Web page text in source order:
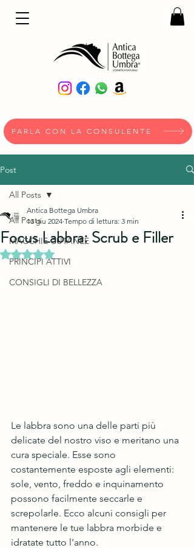
PARLA CON LA CONSULENTE
Post
All Posts
MACCHIE CUTANEE
PRINCIPI ATTIVI
CONSIGLI DI BELLEZZA
All Posts
Focus Labbra: Scrub e Filler
Antica Bottega Umbra
13 giu 2024 Tempo di lettura: 3 min
Valutazione NaN stelle su 5.
Le labbra sono una delle parti più
delicate del nostro viso e meritano una
cura speciale. Esse sono
costantemente esposte agli elementi:
sole, vento, freddo e inquinamento
possono facilmente seccarle e
screpolarle. Ecco alcuni consigli per
mantenere le tue labbra morbide e
idratate tutto l'anno.